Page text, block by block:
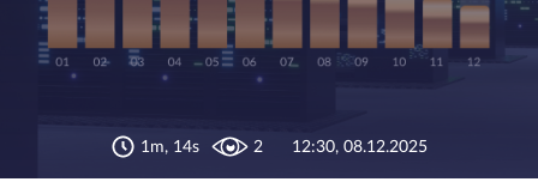
1m, 14s 2 12:30, 08.12.2025